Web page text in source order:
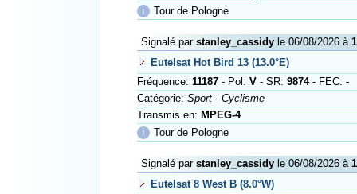
ℹ
Tour de Pologne
Signalé par stanley_cassidyle 06/08/2026 à
Eutelsat Hot Bird 13 (13.0°E)
Fréquence: 11187- Pol: V- SR: 9874- FEC: -
Catégorie: Sport - Cyclisme
Transmis en: MPEG-4
ℹ
Tour de Pologne
Signalé par stanley_cassidyle 06/08/2026 à
Eutelsat 8 West B (8.0°W)